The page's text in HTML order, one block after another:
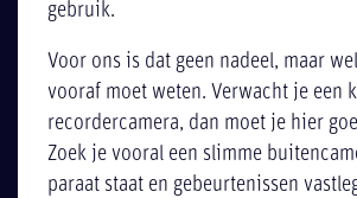
gebruik.
Voor ons is dat geen nadeel, maar
vooraf moet weten. Verwacht je een
recordercamera, dan moet je hier
Zoek je vooral een slimme
paraat staat en gebeurtenissen